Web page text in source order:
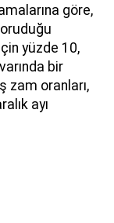
göre,
yüzde 10,
bir
zam oranları,
ayı